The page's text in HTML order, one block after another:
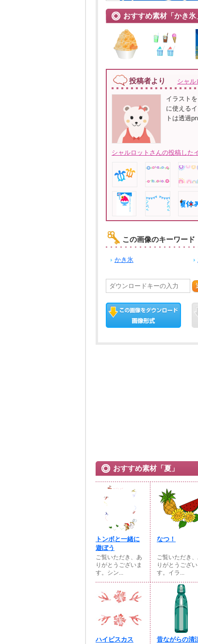
おすすめ素材「かき氷
投稿者より シャル
イラスト
に使える
トは透過
シャルロットさんの投稿した
この画像のキーワード
かき氷
おすすめ素材「夏」
トンボと一緒に
遊ぼう
ご覧いただき、あ
りがとうございま
す。シン...
なつ！
ご覧いただき
りがとうござい
す。イラ...
ハイビスカス
昔ながらの清